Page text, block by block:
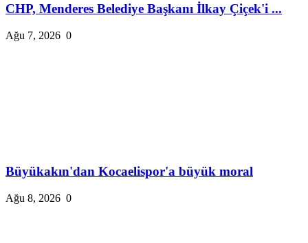
CHP, Menderes Belediye Başkanı İlkay Çiçek'i ...
Ağu 7, 2026 0
Büyükakın'dan Kocaelispor'a büyük moral
Ağu 8, 2026 0